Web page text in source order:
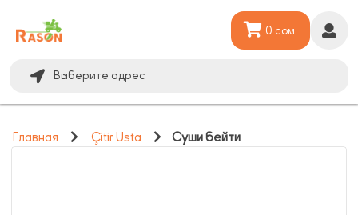
Выберите адрес
0 сом.
Главная Çitir Usta Суши бейти